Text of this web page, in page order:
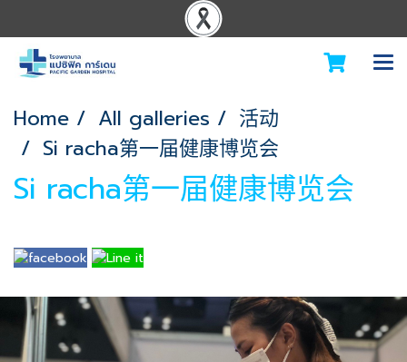
Home All galleries
活动
Si racha第一届健康博览会
Si racha第一届健康博览会